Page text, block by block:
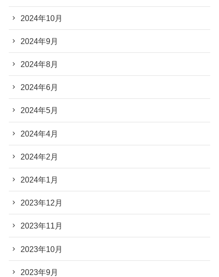
2024年10月
2024年9月
2024年8月
2024年6月
2024年5月
2024年4月
2024年2月
2024年1月
2023年12月
2023年11月
2023年10月
2023年9月